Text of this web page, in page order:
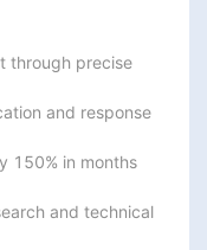
through precise
and response
150% in months
and technical